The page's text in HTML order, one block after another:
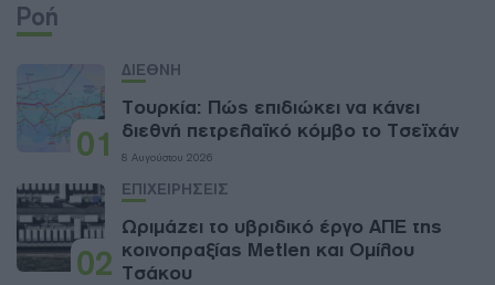
Ροή
01
ΔΙΕΘΝΗ
Τουρκία: Πώς επιδιώκει να κάνει
διεθνή πετρελαϊκό κόμβο το Τσεϊχάν
8 Αυγούστου 2026
02
ΕΠΙΧΕΙΡΗΣΕΙΣ
Ωριμάζει το υβριδικό έργο ΑΠΕ της
κοινοπραξίας Metlen και Ομίλου
Τσάκου